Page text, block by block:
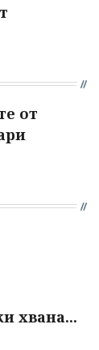
от
хвана...